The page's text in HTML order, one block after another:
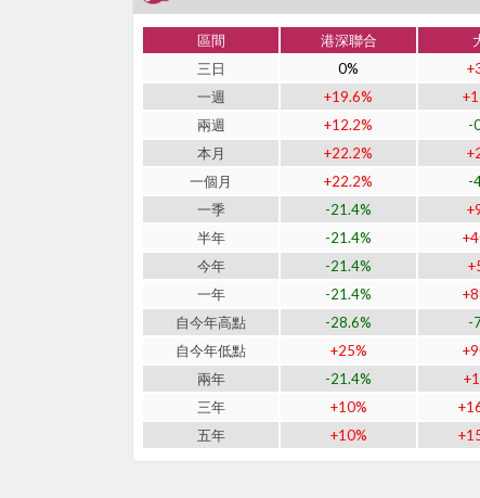
區間 港深聯合
三日
0%
一週
+19.6%
兩週
+12.2%
-
本月
+22.2%
一個月
+22.2%
-
一季
-21.4%
半年
-21.4%
今年
-21.4%
一年
-21.4%
自今年高點
-28.6%
-
自今年低點
+25%
兩年
-21.4%
三年
+10%
五年
+10%